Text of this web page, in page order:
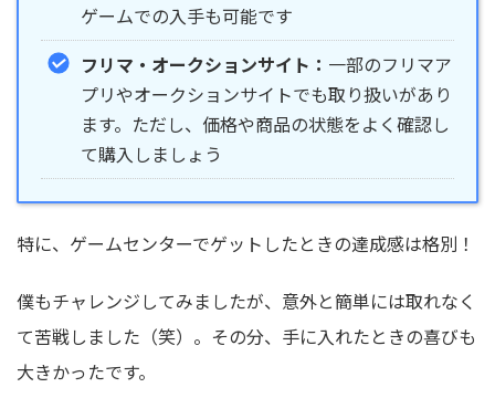
ゲームでの入手も可能です
フリマ・オークションサイト： 一部のフリマア
プリやオークションサイトでも取り扱いがあり
ます。ただし、価格や商品の状態をよく確認し
て購入しましょう
特に、ゲームセンターでゲットしたときの達成感は格別！
僕もチャレンジしてみましたが、意外と簡単には取れなく
て苦戦しました（笑）。その分、手に入れたときの喜びも
大きかったです。